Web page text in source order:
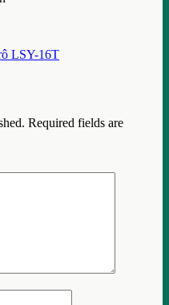
LSY-16T
Required fields are